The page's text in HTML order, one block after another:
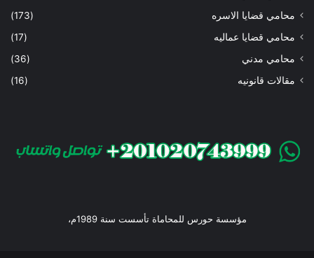
محامي قضايا الاسره
(173)
محامي قضايا عماليه
(17)
محامي مدني
(36)
مقالات قانونيه
(16)
مؤسسة حورس للمحاماة تأسست سنة 1989م،